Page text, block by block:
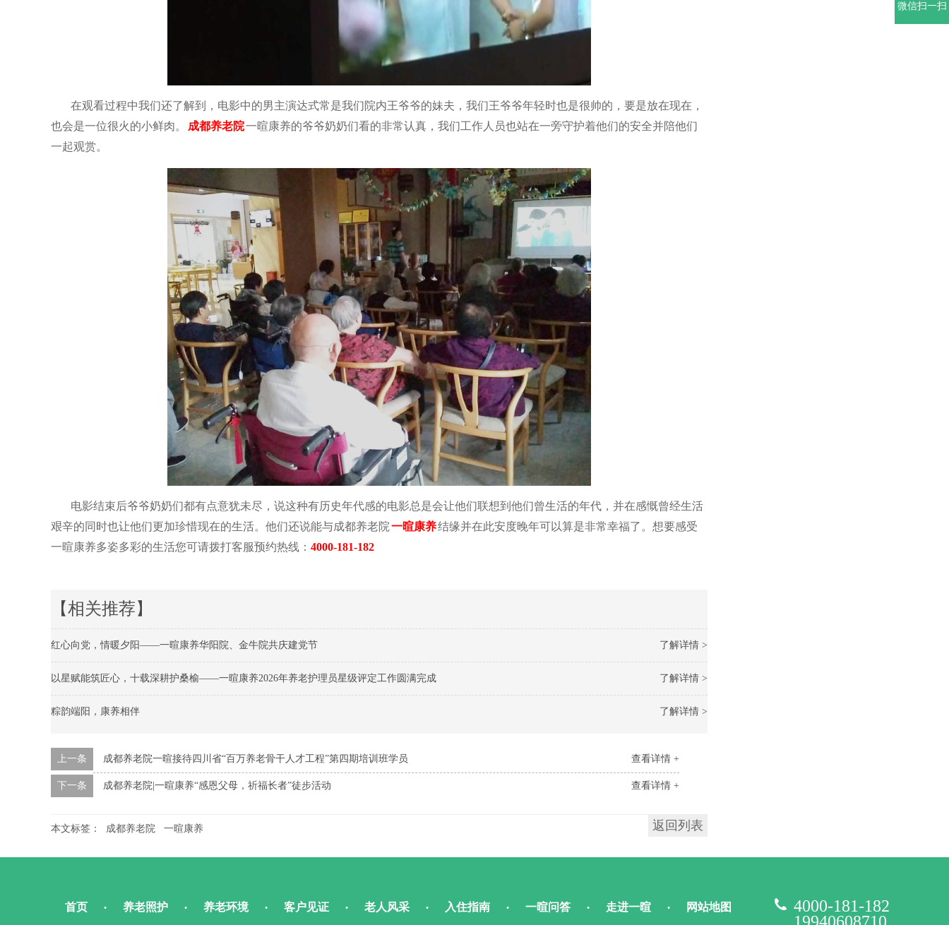
在观看过程中我们还了解到，电影中的男主演达式常是我们院内王爷爷的妹夫，我们王爷爷年轻时也是很帅的，要是放在现在，
也会是一位很火的小鲜肉。
成都养老院一暄康养的爷爷奶奶们看的非常认真，我们工作人员也站在一旁守护着他们的安全并陪他们
一起观赏。
电影结束后爷爷奶奶们都有点意犹未尽，说这种有历史年代感的电影总是会让他们联想到他们曾生活的年代，并在感慨曾经生活
艰辛的同时也让他们更加珍惜现在的生活。他们还说能与成都养老院一暄康养结缘并在此安度晚年可以算是非常幸福了。想要感受
一暄康养多姿多彩的生活您可请拨打客服预约热线： 4000-181-182
【相关推荐】
了解详情 >
红心向党，情暖夕阳——一暄康养华阳院、金牛院共庆建党节
了解详情 >
以星赋能筑匠心，十载深耕护桑榆——一暄康养2026年养老护理员星级评定工作圆满完成
了解详情 >
粽韵端阳，康养相伴
查看详情 +
上一条 成都养老院一暄接待四川省“百万养老骨干人才工程”第四期培训班学员
查看详情 +
下一条 成都养老院|一暄康养“感恩父母，祈福长者”徒步活动
返回列表
本文标签： 成都养老院 一暄康养
首页 • 养老照护 • 养老环境 • 客户见证 • 老人风采 • 入住指南 • 一暄问答 • 走进一暄 • 网站地图
4000-181-182
微信扫一扫